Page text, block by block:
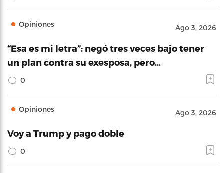
Opiniones Ago 3, 2026
“Esa es mi letra”: negó tres veces bajo tener
un plan contra su exesposa, pero…
0
Opiniones Ago 3, 2026
Voy a Trump y pago doble
0